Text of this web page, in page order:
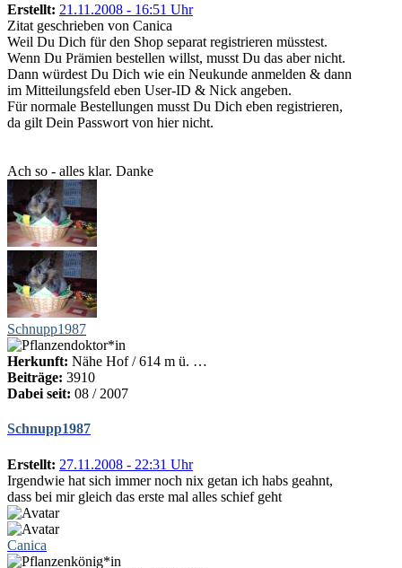
Erstellt: 21.11.2008 - 16:51 Uhr
Zitat geschrieben von Canica
Weil Du Dich für den Shop separat registrieren müsstest.
Wenn Du Prämien bestellen willst, musst Du das aber nicht.
Dann würdest Du Dich wie ein Neukunde anmelden & dann
im Mitteilungsfeld eben User-ID & Nick angeben.
Für normale Bestellungen musst Du Dich eben registrieren,
da gilt Dein Passwort von hier nicht.
Ach so - alles klar. Danke
Schnupp1987
Herkunft: Nähe Hof / 614 m ü. …
Beiträge: 3910
Dabei seit: 08 / 2007
Schnupp1987
Erstellt: 27.11.2008 - 22:31 Uhr
Irgendwie hat sich immer noch nix getan ich habs geahnt,
dass bei mir gleich das erste mal alles schief geht
Canica